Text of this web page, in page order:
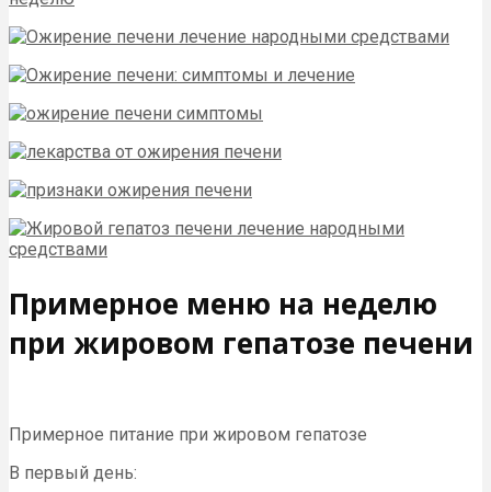
Примерное меню на неделю
при жировом гепатозе печени
Примерное питание при жировом гепатозе
В первый день: